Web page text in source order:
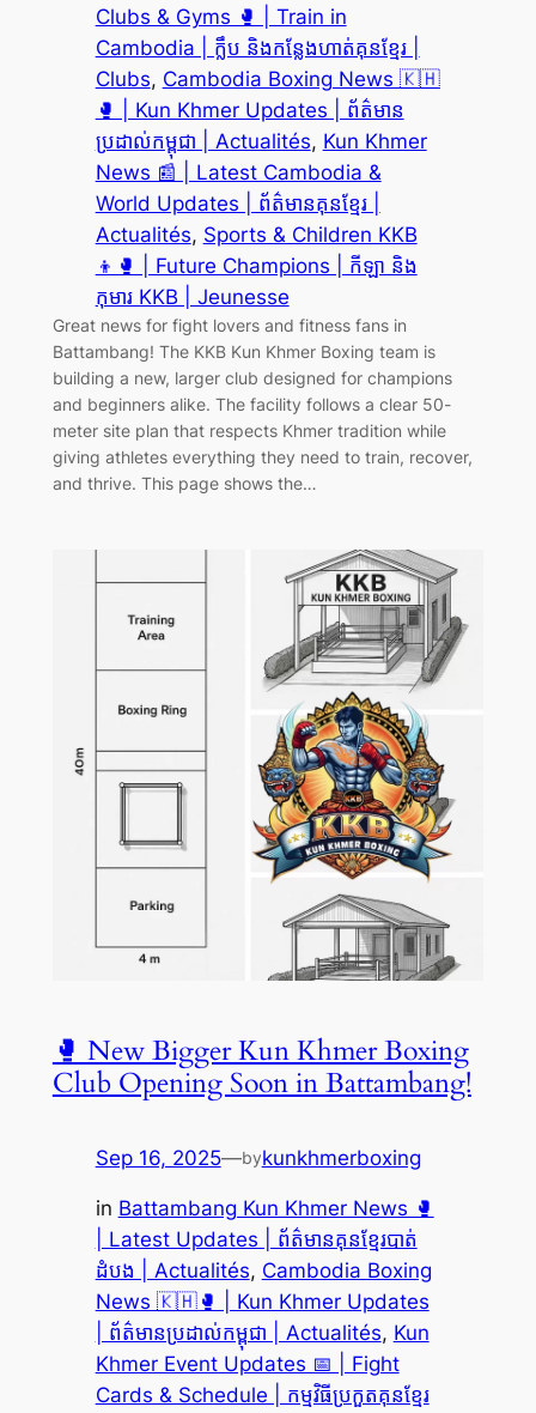
Clubs & Gyms 🥊 | Train in
Cambodia | ក្លឹប និងកន្លែងហាត់គុនខ្មែរ |
Clubs, Cambodia Boxing News 🇰🇭
🥊 | Kun Khmer Updates | ព័ត៌មាន
ប្រដាល់កម្ពុជា | Actualités, Kun Khmer
News 📰 | Latest Cambodia &
World Updates | ព័ត៌មានគុនខ្មែរ |
Actualités, Sports & Children KKB
👦🥊 | Future Champions | កីឡា និង
កុមារ KKB | Jeunesse
Great news for fight lovers and fitness fans in
Battambang! The KKB Kun Khmer Boxing team is
building a new, larger club designed for champions
and beginners alike. The facility follows a clear 50-
meter site plan that respects Khmer tradition while
giving athletes everything they need to train, recover,
and thrive. This page shows the…
🥊 New Bigger Kun Khmer Boxing
Club Opening Soon in Battambang!
Sep 16, 2025—bykunkhmerboxing
in Battambang Kun Khmer News 🥊
| Latest Updates | ព័ត៌មានគុនខ្មែរបាត់
ដំបង | Actualités, Cambodia Boxing
News 🇰🇭🥊 | Kun Khmer Updates
| ព័ត៌មានប្រដាល់កម្ពុជា | Actualités, Kun
Khmer Event Updates 📅 | Fight
Cards & Schedule | កម្មវិធីប្រកួតគុនខ្មែរ